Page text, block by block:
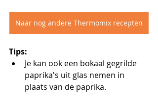
Naar nog andere Thermomix recepten
Tips:
Je kan ook een bokaal gegrilde
paprika's uit glas nemen in
plaats van de paprika.